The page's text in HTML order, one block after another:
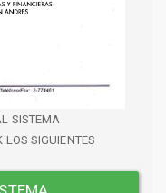
SISTEMA
LOS SIGUIENTES